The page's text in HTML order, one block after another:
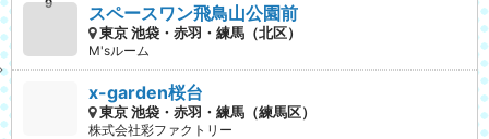
スペースワン飛鳥山公園前
東京 池袋・赤羽・練馬（北区）
M'sルーム
x-garden桜台
東京 池袋・赤羽・練馬（練馬区）
株式会社彩ファクトリー